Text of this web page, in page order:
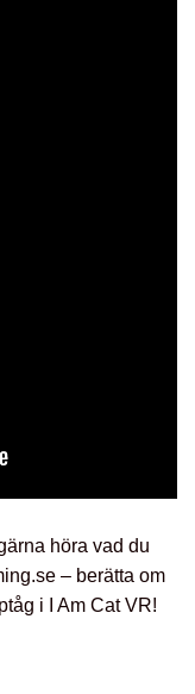
höra vad du
– berätta om
i I Am Cat VR!